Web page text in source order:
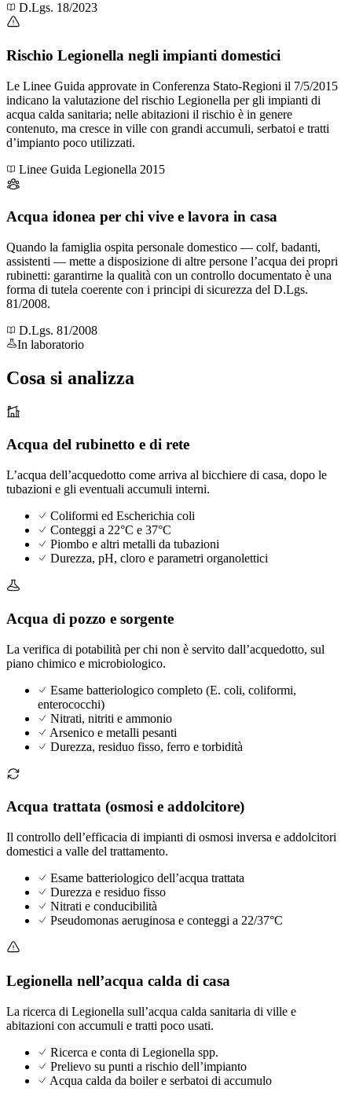
D.Lgs. 18/2023
Rischio Legionella negli impianti domestici
Le Linee Guida approvate in Conferenza Stato-Regioni il 7/5/2015
indicano la valutazione del rischio Legionella per gli impianti di
acqua calda sanitaria; nelle abitazioni il rischio è in genere
contenuto, ma cresce in ville con grandi accumuli, serbatoi e tratti
d’impianto poco utilizzati.
Linee Guida Legionella 2015
Acqua idonea per chi vive e lavora in casa
Quando la famiglia ospita personale domestico — colf, badanti,
assistenti — mette a disposizione di altre persone l’acqua dei propri
rubinetti: garantirne la qualità con un controllo documentato è una
forma di tutela coerente con i principi di sicurezza del D.Lgs.
81/2008.
D.Lgs. 81/2008
In laboratorio
Cosa si analizza
Acqua del rubinetto e di rete
L’acqua dell’acquedotto come arriva al bicchiere di casa, dopo le
tubazioni e gli eventuali accumuli interni.
Coliformi ed Escherichia coli
Conteggi a 22°C e 37°C
Piombo e altri metalli da tubazioni
Durezza, pH, cloro e parametri organolettici
Acqua di pozzo e sorgente
La verifica di potabilità per chi non è servito dall’acquedotto, sul
piano chimico e microbiologico.
Esame batteriologico completo (E. coli, coliformi,
enterococchi)
Nitrati, nitriti e ammonio
Arsenico e metalli pesanti
Durezza, residuo fisso, ferro e torbidità
Acqua trattata (osmosi e addolcitore)
Il controllo dell’efficacia di impianti di osmosi inversa e addolcitori
domestici a valle del trattamento.
Esame batteriologico dell’acqua trattata
Durezza e residuo fisso
Nitrati e conducibilità
Pseudomonas aeruginosa e conteggi a 22/37°C
Legionella nell’acqua calda di casa
La ricerca di Legionella sull’acqua calda sanitaria di ville e
abitazioni con accumuli e tratti poco usati.
Ricerca e conta di Legionella spp.
Prelievo su punti a rischio dell’impianto
Acqua calda da boiler e serbatoi di accumulo